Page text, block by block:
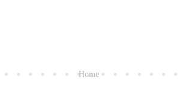
Home